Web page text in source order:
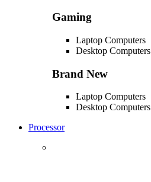
Gaming
Laptop Computers
Desktop Computers
Brand New
Laptop Computers
Desktop Computers
Processor